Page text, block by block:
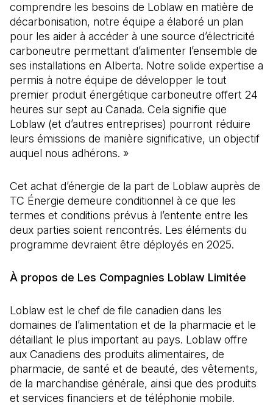
comprendre les besoins de Loblaw en matière de
décarbonisation, notre équipe a élaboré un plan
pour les aider à accéder à une source d’électricité
carboneutre permettant d’alimenter l’ensemble de
ses installations en Alberta. Notre solide expertise a
permis à notre équipe de développer le tout
premier produit énergétique carboneutre offert 24
heures sur sept au Canada. Cela signifie que
Loblaw (et d’autres entreprises) pourront réduire
leurs émissions de manière significative, un objectif
auquel nous adhérons. »
Cet achat d’énergie de la part de Loblaw auprès de
TC Énergie demeure conditionnel à ce que les
termes et conditions prévus à l’entente entre les
deux parties soient rencontrés. Les éléments du
programme devraient être déployés en 2025.
À propos de Les Compagnies Loblaw Limitée
Loblaw est le chef de file canadien dans les
domaines de l’alimentation et de la pharmacie et le
détaillant le plus important au pays. Loblaw offre
aux Canadiens des produits alimentaires, de
pharmacie, de santé et de beauté, des vêtements,
de la marchandise générale, ainsi que des produits
et services financiers et de téléphonie mobile.